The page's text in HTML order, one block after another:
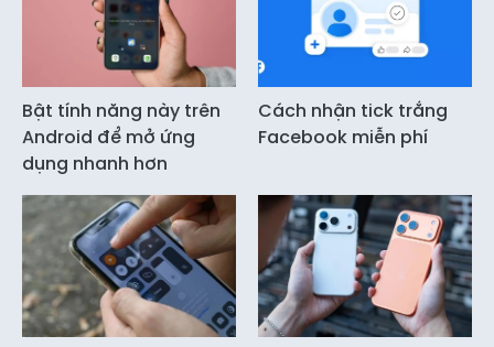
Bật tính năng này trên
Android để mở ứng
dụng nhanh hơn
Cách nhận tick trắng
Facebook miễn phí